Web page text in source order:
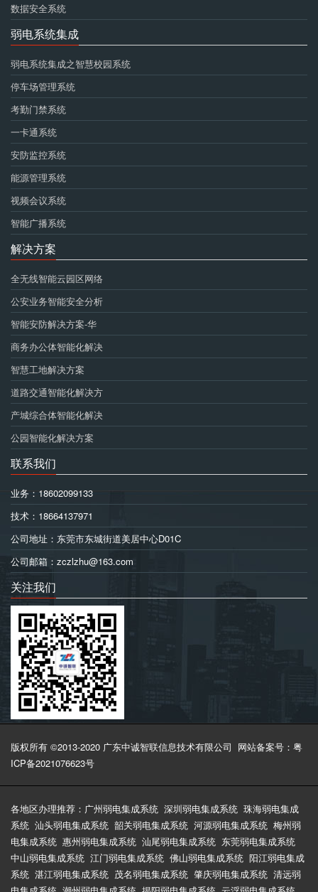
数据安全系统
弱电系统集成
弱电系统集成之智慧校园系统
停车场管理系统
考勤门禁系统
一卡通系统
安防监控系统
能源管理系统
视频会议系统
智能广播系统
解决方案
全无线智能云园区网络
公安业务智能安全分析
智能安防解决方案-华
商务办公体智能化解决
智慧工地解决方案
道路交通智能化解决方
产城综合体智能化解决
公园智能化解决方案
联系我们
业务：18602099133
技术：18664137971
公司地址：东莞市东城街道美居中心D01C
公司邮箱：zczlzhu@163.com
关注我们
版权所有 ©2013-2020 广东中诚智联信息技术有限公司 网站备案号：粤
ICP备2021076623号
各地区办理推荐： 广州弱电集成系统 深圳弱电集成系统 珠海弱电集成
系统 汕头弱电集成系统 韶关弱电集成系统 河源弱电集成系统 梅州弱
电集成系统 惠州弱电集成系统 汕尾弱电集成系统 东莞弱电集成系统
中山弱电集成系统 江门弱电集成系统 佛山弱电集成系统 阳江弱电集成
系统 湛江弱电集成系统 茂名弱电集成系统 肇庆弱电集成系统 清远弱